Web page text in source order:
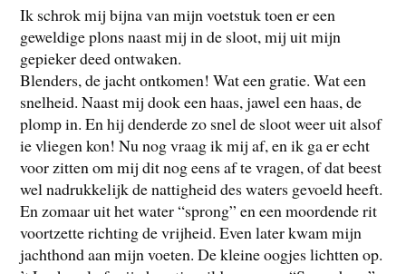
Ik schrok mij bijna van mijn voetstuk toen er een
geweldige plons naast mij in de sloot, mij uit mijn
gepieker deed ontwaken.
Blenders, de jacht ontkomen! Wat een gratie. Wat een
snelheid. Naast mij dook een haas, jawel een haas, de
plomp in. En hij denderde zo snel de sloot weer uit alsof
ie vliegen kon! Nu nog vraag ik mij af, en ik ga er echt
voor zitten om mij dit nog eens af te vragen, of dat beest
wel nadrukkelijk de nattigheid des waters gevoeld heeft.
En zomaar uit het water “sprong” en een moordende rit
voortzette richting de vrijheid. Even later kwam mijn
jachthond aan mijn voeten. De kleine oogjes lichtten op.